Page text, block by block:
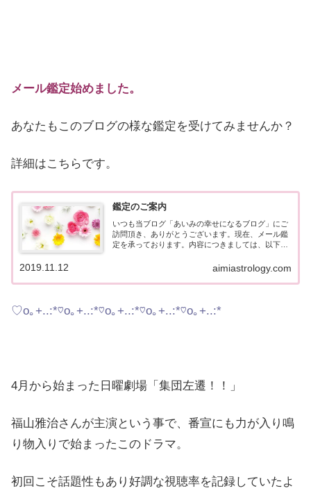
メール鑑定始めました。
あなたもこのブログの様な鑑定を受けてみませんか？
詳細はこちらです。
鑑定のご案内
いつも当ブログ「あいみの幸せになるブログ」にご
訪問頂き、ありがとうございます。現在、メール鑑
定を承っております。内容につきましては、以下の
りまして、鑑定お届けまで通常よりお待たせしてし
aimiastrology.com
2019.11.12
♡o｡+..:*♡o｡+..:*♡o｡+..:*♡o｡+..:*♡o｡+..:*
4月から始まった日曜劇場「集団左遷！！」
福山雅治さんが主演という事で、番宣にも力が入り鳴
り物入りで始まったこのドラマ。
初回こそ話題性もあり好調な視聴率を記録していたよ